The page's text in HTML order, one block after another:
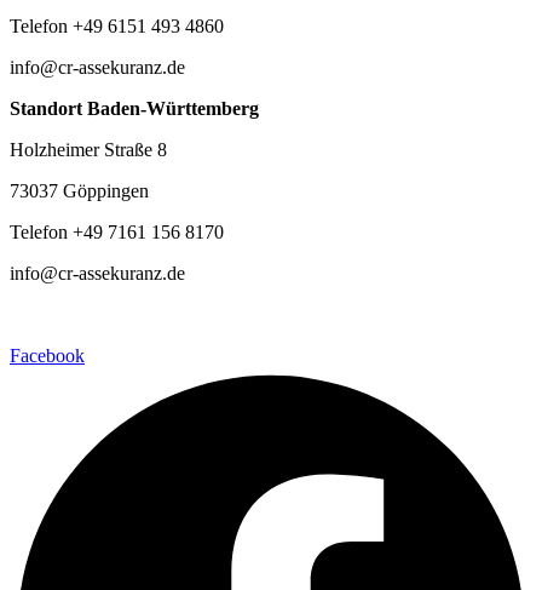
Telefon +49 6151 493 4860
info@cr-assekuranz.de
Standort Baden-Württemberg
Holzheimer Straße 8
73037 Göppingen
Telefon +49 7161 156 8170
info@cr-assekuranz.de
Facebook